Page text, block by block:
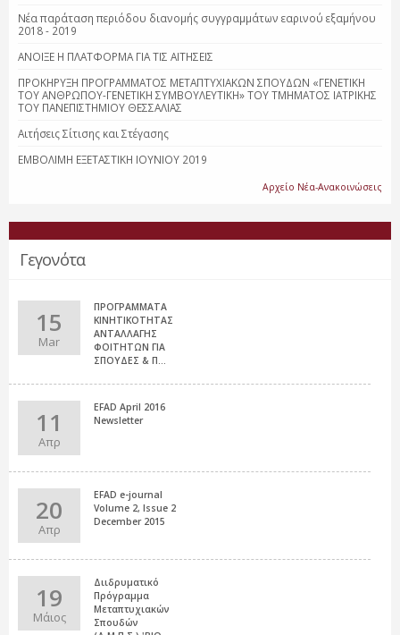
Νέα παράταση περιόδου διανομής συγγραμμάτων εαρινού εξαμήνου
2018 - 2019
ΑΝΟΙΞΕ Η ΠΛΑΤΦΟΡΜΑ ΓΙΑ ΤΙΣ ΑΙΤΗΣΕΙΣ
ΠΡΟΚΗΡΥΞΗ ΠΡΟΓΡΑΜΜΑΤΟΣ ΜΕΤΑΠΤΥΧΙΑΚΩΝ ΣΠΟΥΔΩΝ «ΓΕΝΕΤΙΚΗ
ΤΟΥ ΑΝΘΡΩΠΟΥ-ΓΕΝΕΤΙΚΗ ΣΥΜΒΟΥΛΕΥΤΙΚΗ» ΤΟΥ ΤΜΗΜΑΤΟΣ ΙΑΤΡΙΚΗΣ
ΤΟΥ ΠΑΝΕΠΙΣΤΗΜΙΟΥ ΘΕΣΣΑΛΙΑΣ
Αιτήσεις Σίτισης και Στέγασης
ΕΜΒΟΛΙΜΗ ΕΞΕΤΑΣΤΙΚΗ ΙΟΥΝΙΟΥ 2019
Αρχείο Νέα-Ανακοινώσεις
Γεγονότα
15
Mar
ΠΡΟΓΡΑΜΜΑΤΑ
ΚΙΝΗΤΙΚΟΤΗΤΑΣ
ΑΝΤΑΛΛΑΓΗΣ
ΦΟΙΤΗΤΩΝ ΓΙΑ
ΣΠΟΥΔΕΣ & Π...
11
Απρ
EFAD April 2016
Newsletter
20
Απρ
EFAD e-journal
Volume 2, Issue 2
December 2015
19
Μάιος
Διιδρυματικό
Πρόγραμμα
Μεταπτυχιακών
Σπουδών